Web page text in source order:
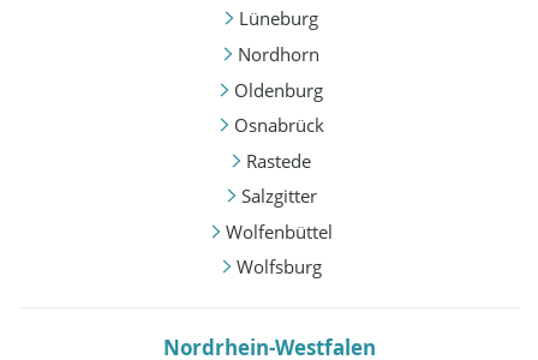
Lüneburg
Nordhorn
Oldenburg
Osnabrück
Rastede
Salzgitter
Wolfenbüttel
Wolfsburg
Nordrhein-Westfalen